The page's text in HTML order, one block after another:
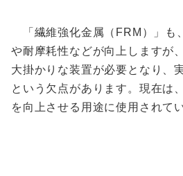
「繊維強化金属（FRM）」も
や耐摩耗性などが向上しますが
大掛かりな装置が必要となり、
という欠点があります。現在は
を向上させる用途に使用されて